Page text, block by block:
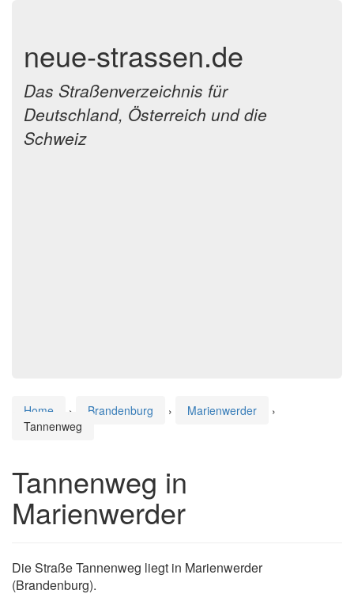
neue-strassen.de
Das Straßenverzeichnis für
Deutschland, Österreich und die
Schweiz
Home › Brandenburg › Marienwerder
›
Tannenweg
Tannenweg in
Marienwerder
Die Straße Tannenweg liegt in Marienwerder
(Brandenburg).